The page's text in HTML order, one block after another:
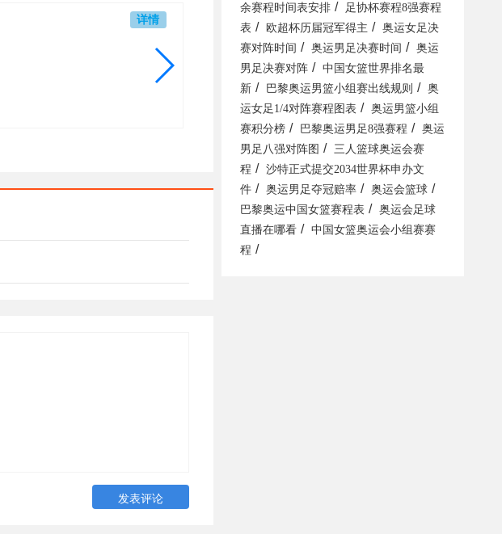
详情
余赛程时间表安排 /
足协杯赛程8强赛程
表 / 欧超杯历届冠军得主 /
奥运女足决
赛对阵时间 / 奥运男足决赛时间 /
奥运
男足决赛对阵 /
中国女篮世界排名最
新 / 巴黎奥运男篮小组赛出线规则 /
奥
运女足1/4对阵赛程图表 /
奥运男篮小组
赛积分榜 / 巴黎奥运男足8强赛程 /
奥运
男足八强对阵图 /
三人篮球奥运会赛
程 /
沙特正式提交2034世界杯申办文
件 / 奥运男足夺冠赔率 / 奥运会篮球 /
巴黎奥运中国女篮赛程表 /
奥运会足球
直播在哪看 /
中国女篮奥运会小组赛赛
程 /